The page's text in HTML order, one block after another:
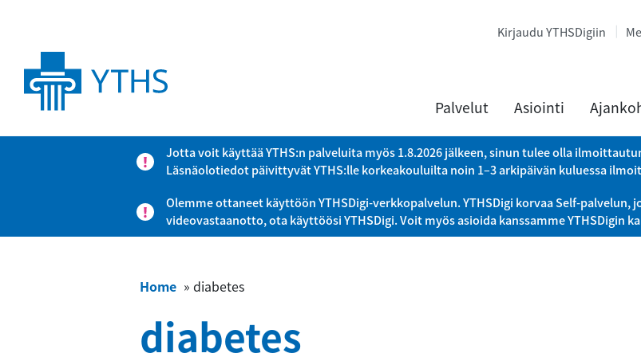
Kirjaudu YTHSDigiin
Palvelut Asiointi
Jotta voit käyttää YTHS:n palveluita myös 1.8.2026 jälkeen, sinun tulee olla
Läsnäolotiedot päivittyvät YTHS:lle korkeakouluilta noin 1–3 arkipäivän kuluessa
Olemme ottaneet käyttöön YTHSDigi-verkkopalvelun. YTHSDigi korvaa Self-palvelun,
videovastaanotto, ota käyttöösi YTHSDigi. Voit myös asioida kanssamme YTHSDigin
Home » diabetes
diabetes